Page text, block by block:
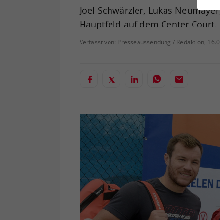
Joel Schwärzler, Lukas
Hauptfeld auf dem Center Court.
Verfasst von: Presseaussendung / Redaktion,